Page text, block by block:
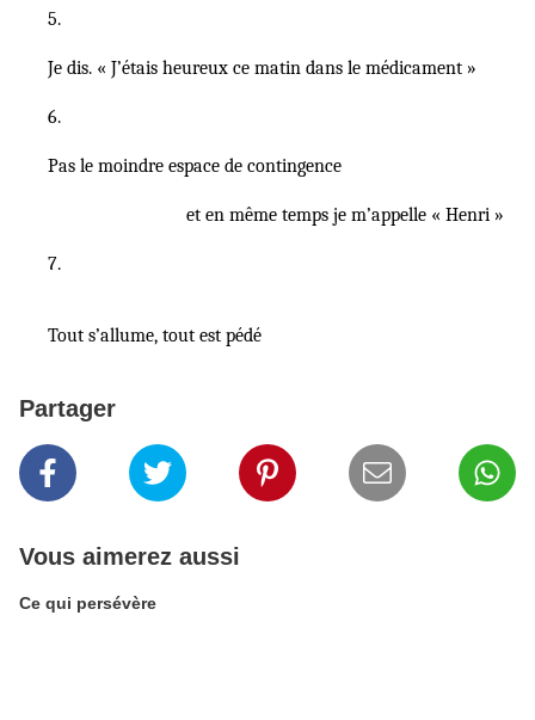
5.
Je dis. « J’étais heureux ce matin dans le médicament »
6.
Pas le moindre espace de contingence
et en même temps je m’appelle « Henri »
7.
Tout s’allume, tout est pédé
Partager
Vous aimerez aussi
Ce qui persévère